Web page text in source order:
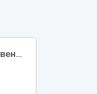
Код за ДК 021:2015 – 4252 (42520000-7) вентиляційне обладнання (вентиляційне обладнання (вентилятор ERV-2,5; клапан К-RB; вставка СОМ 100-ERV-025А-ZS; вставка СОМ 100-ERV-025В-ZS) з встановленням)